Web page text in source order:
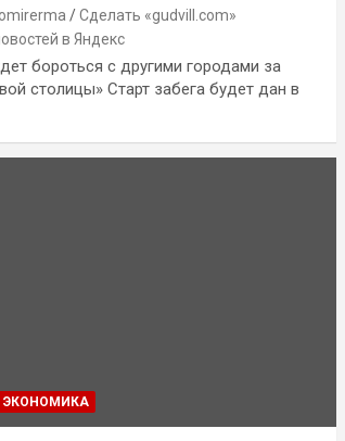
Сделать «gudvill.com»
в Яндекс
бороться с другими городами за
столицы» Старт забега будет дан в
ЭКОНОМИКА